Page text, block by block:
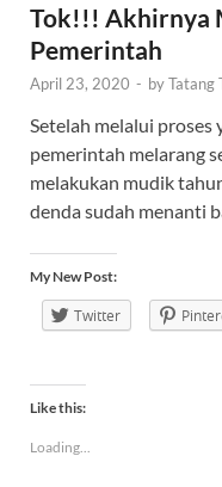
Tok!!! Akhirnya
Pemerintah
April 23, 2020 - byTatang
Setelah melalui proses
pemerintah melarang
melakukan mudik
denda sudah menanti
My New Post:
Twitter
Like this:
Loading...